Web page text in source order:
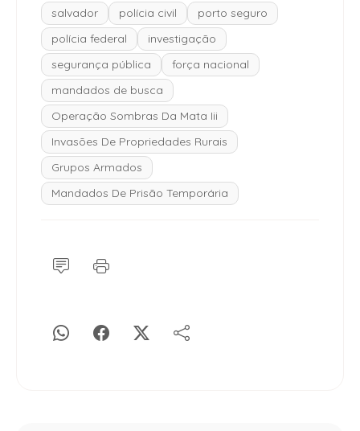
salvador polícia civil
porto seguro
polícia federal
investigação
segurança pública
força nacional
mandados de busca
Operação Sombras Da Mata Iii
Invasões De Propriedades Rurais
Grupos Armados
Mandados De Prisão Temporária